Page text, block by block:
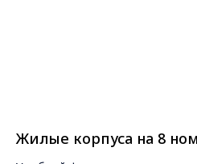
Жилые корпуса на 8